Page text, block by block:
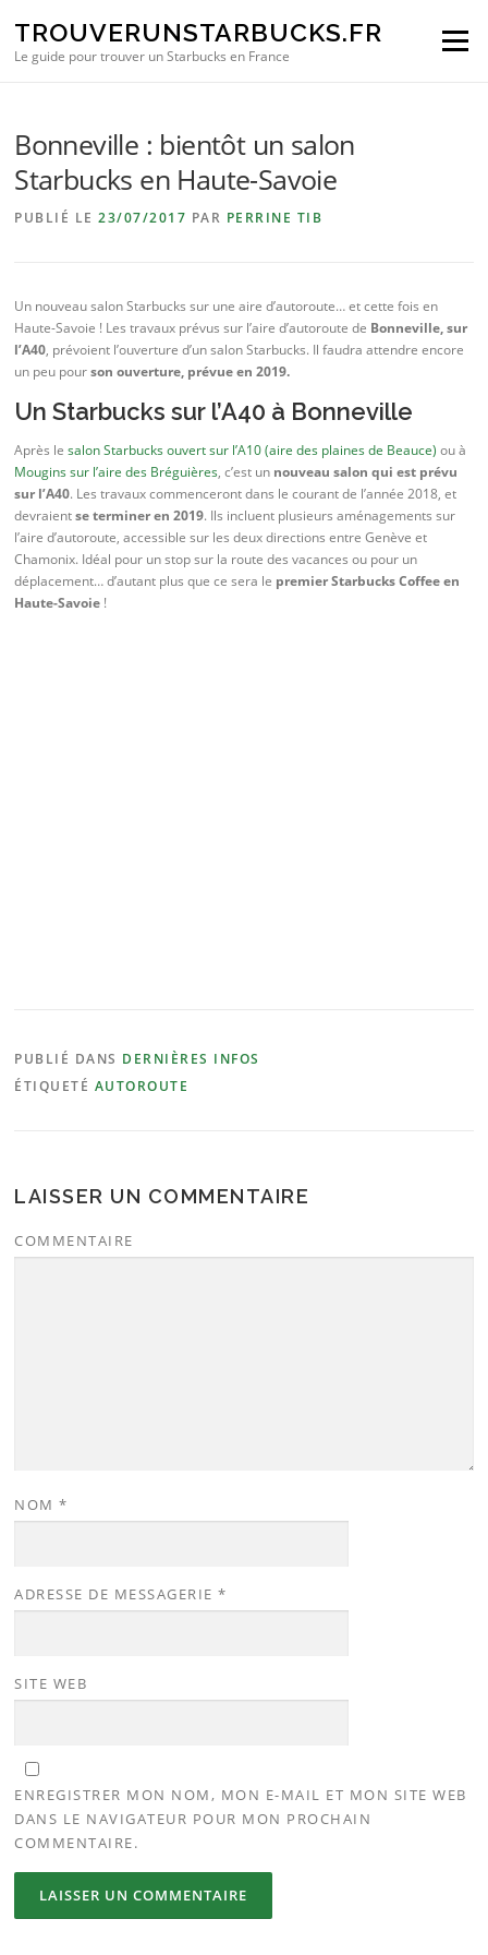
TROUVERUNSTARBUCKS.FR
Le guide pour trouver un Starbucks en France
Menu
Bonneville : bientôt un salon
Starbucks en Haute-Savoie
PUBLIÉ LE23/07/2017 PAR PERRINE TIB
Un nouveau salon Starbucks sur une aire d’autoroute… et cette fois en
Haute-Savoie ! Les travaux prévus sur l’aire d’autoroute de Bonneville, sur
l’A40, prévoient l’ouverture d’un salon Starbucks. Il faudra attendre encore
un peu pourson ouverture, prévue en 2019.
Un Starbucks sur l’A40 à Bonneville
Après lesalon Starbucks ouvert sur l’A10 (aire des plaines de Beauce) ou à
Mougins sur l’aire des Bréguières, c’est un nouveau salon qui est prévu
sur l’A40. Les travaux commenceront dans le courant de l’année 2018, et
devraientse terminer en 2019. Ils incluent plusieurs aménagements sur
l’aire d’autoroute, accessible sur les deux directions entre Genève et
Chamonix. Idéal pour un stop sur la route des vacances ou pour un
déplacement… d’autant plus que ce sera le premier Starbucks Coffee en
Haute-Savoie !
PUBLIÉ DANS DERNIÈRES INFOS
ÉTIQUETÉ AUTOROUTE
LAISSER UN COMMENTAIRE
COMMENTAIRE
NOM*
ADRESSE DE MESSAGERIE*
SITE WEB
ENREGISTRER MON NOM, MON E-MAIL ET MON SITE WEB
DANS LE NAVIGATEUR POUR MON PROCHAIN
COMMENTAIRE.